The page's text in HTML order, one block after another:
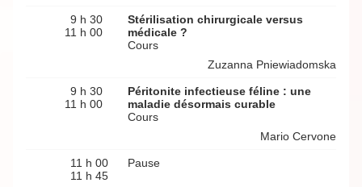
9 h 30
11 h 00
Stérilisation chirurgicale versus
médicale ?
Cours
Zuzanna Pniewiadomska
9 h 30
11 h 00
Péritonite infectieuse féline : une
maladie désormais curable
Cours
Mario Cervone
11 h 00
11 h 45
Pause